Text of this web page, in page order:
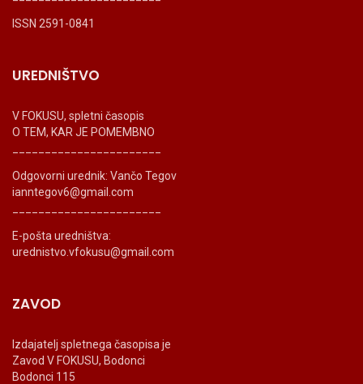
ISSN 2591-0841
UREDNIŠTVO
V FOKUSU, spletni časopis
O TEM, KAR JE POMEMBNO
Odgovorni urednik: Vančo Tegov
ianntegov6@gmail.com
E-pošta uredništva:
urednistvo.vfokusu@gmail.com
ZAVOD
Izdajatelj spletnega časopisa je
Zavod V FOKUSU, Bodonci
Bodonci 115